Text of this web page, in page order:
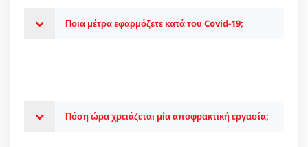
Ποια μέτρα εφαρμόζετε κατά του Covid-19;
Πόση ώρα χρειάζεται μία αποφρακτική εργασία;